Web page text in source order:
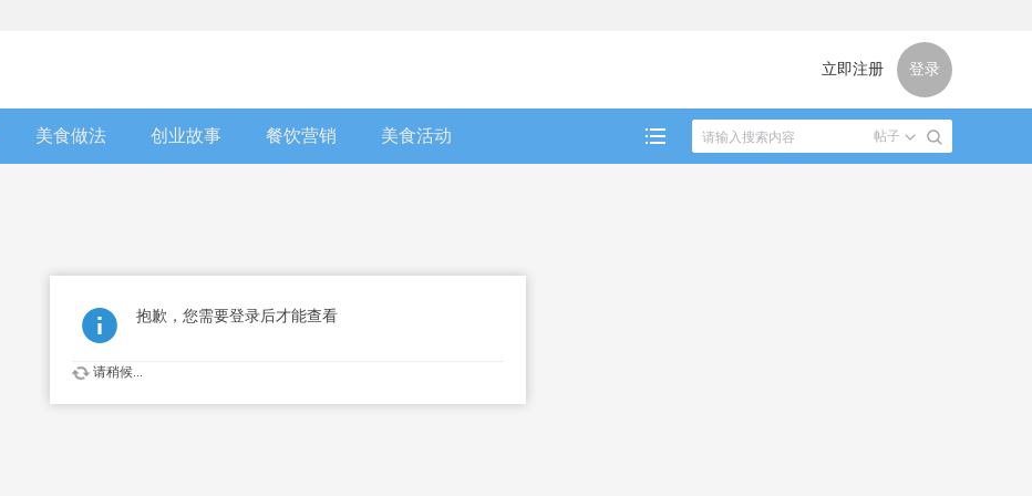
立即注册 登录
帖子
美食做法 创业故事 餐饮营销 美食活动
抱歉，您需要登录后才能查看
请稍候...